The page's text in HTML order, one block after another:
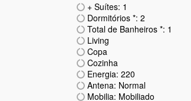
+ Suítes: 1
Dormitórios *: 2
Total de Banheiros *: 1
Living
Copa
Cozinha
Energia: 220
Antena: Normal
Mobilia: Mobiliado